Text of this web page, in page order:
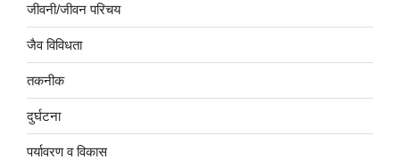
जीवनी/जीवन परिचय
जैव विविधता
तकनीक
दुर्घटना
पर्यावरण व विकास